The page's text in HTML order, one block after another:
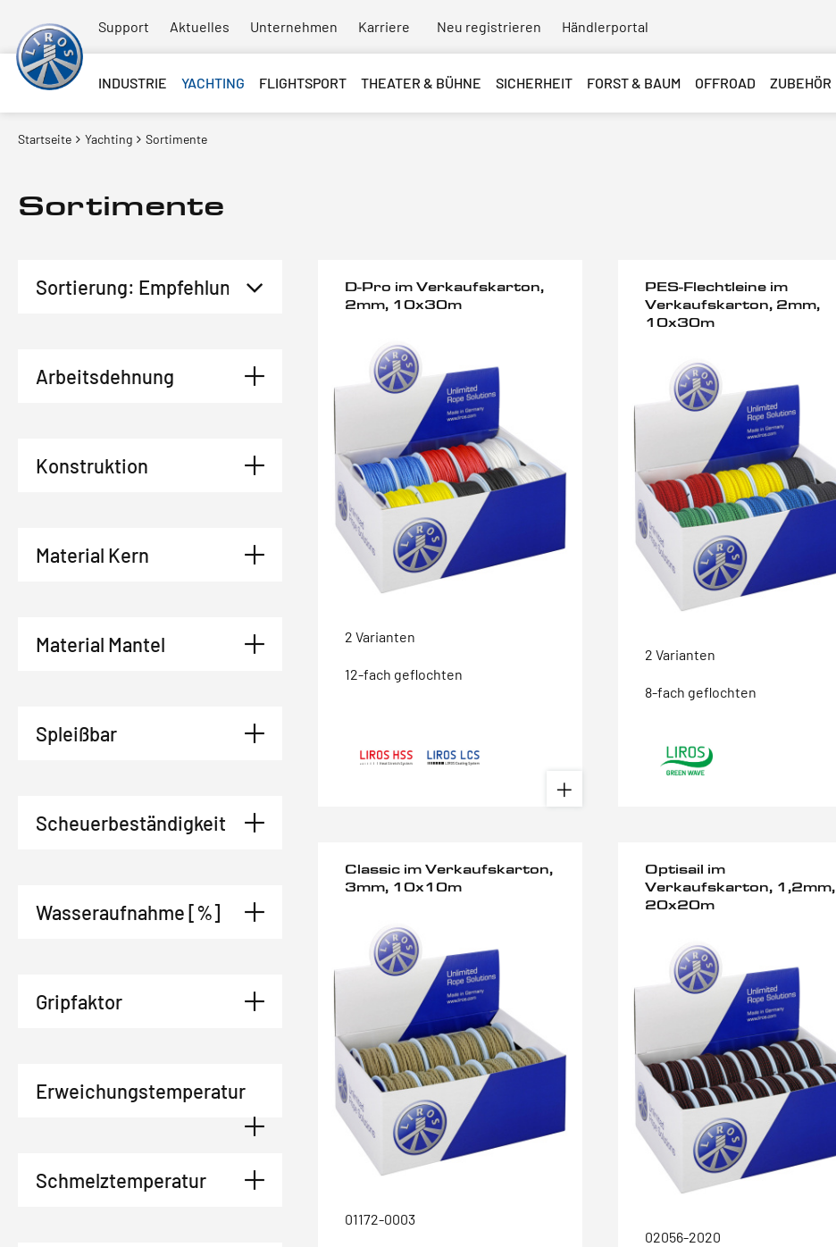
Support Aktuelles Unternehmen Karriere Neu registrieren Händlerportal
INDUSTRIE YACHTING FLIGHTSPORT THEATER & BÜHNE SICHERHEIT FORST & BAUM OFFROAD ZUBEHÖR
Startseite Yachting Sortimente
Sortimente
Arbeitsdehnung
Konstruktion
Material Kern
Material Mantel
Spleißbar
Scheuerbeständigkeit
Wasseraufnahme [%]
Gripfaktor
Erweichungstemperatur
Schmelztemperatur
D-Pro im Verkaufskarton,
2mm, 10x30m
2 Varianten
12-fach geflochten
PES-Flechtleine im
Verkaufskarton, 2mm,
10x30m
2 Varianten
8-fach geflochten
Classic im Verkaufskarton,
3mm, 10x10m
01172-0003
Optisail im
Verkaufskarton, 1,2mm,
20x20m
02056-2020